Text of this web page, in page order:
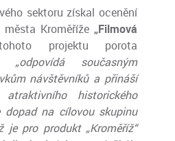
sektoru získal ocenění
Kroměříže „Filmová
projektu porota
„odpovídá současným
návštěvníků a přináší
historického
na cílovou skupinu
je pro produkt „Kroměříž“